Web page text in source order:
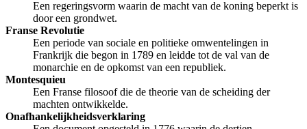
Een regeringsvorm waarin de macht van de koning beperkt is
door een grondwet.
Franse Revolutie
Een periode van sociale en politieke omwentelingen in
Frankrijk die begon in 1789 en leidde tot de val van de
monarchie en de opkomst van een republiek.
Montesquieu
Een Franse filosoof die de theorie van de scheiding der
machten ontwikkelde.
Onafhankelijkheidsverklaring